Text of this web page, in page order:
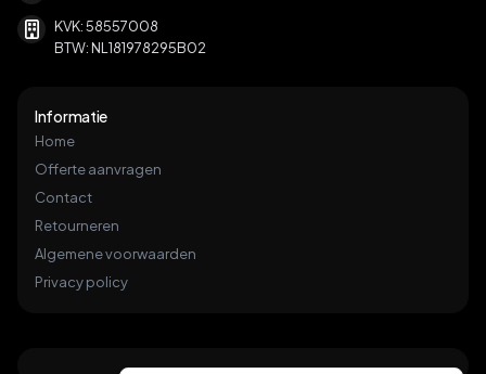
KVK: 58557008
BTW: NL181978295B02
Informatie
Home
Offerte aanvragen
Contact
Retourneren
Algemene voorwaarden
Privacy policy